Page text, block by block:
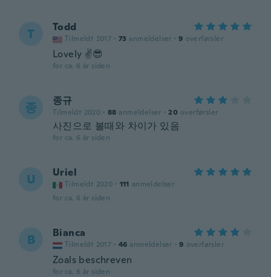
T Todd
Tilmeldt 2017 · 73 anmeldelser · 9 overførsler
Lovely ✌️😎
for ca. 6 år siden
종 종규
Tilmeldt 2020 · 88 anmeldelser · 20 overførsler
사진으로 볼때와 차이가 있음
for ca. 6 år siden
U Uriel
Tilmeldt 2020 · 111 anmeldelser
for ca. 6 år siden
B Bianca
Tilmeldt 2017 · 46 anmeldelser · 9 overførsler
Zoals beschreven
for ca. 6 år siden